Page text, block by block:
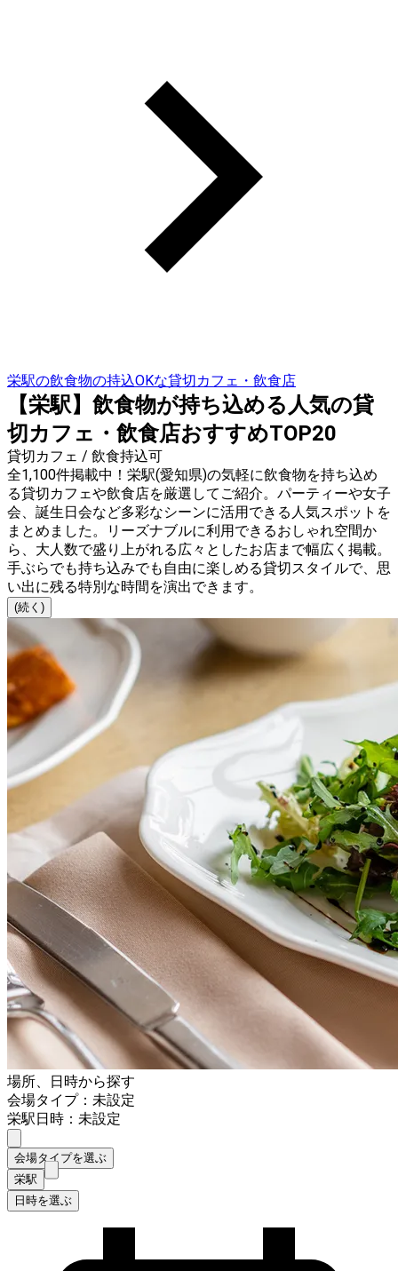
栄駅の飲食物の持込OKな貸切カフェ・飲食店
【栄駅】飲食物が持ち込める人気の貸
切カフェ・飲食店おすすめTOP20
貸切カフェ / 飲食持込可
全1,100件掲載中！栄駅(愛知県)の気軽に飲食物を持ち込め
る貸切カフェや飲食店を厳選してご紹介。パーティーや女子
会、誕生日会など多彩なシーンに活用できる人気スポットを
まとめました。リーズナブルに利用できるおしゃれ空間か
ら、大人数で盛り上がれる広々としたお店まで幅広く掲載。
手ぶらでも持ち込みでも自由に楽しめる貸切スタイルで、思
い出に残る特別な時間を演出できます。
(続く)
場所、日時から探す
会場タイプ：未設定
栄駅日時：未設定
会場タイプを選ぶ
栄駅
日時を選ぶ